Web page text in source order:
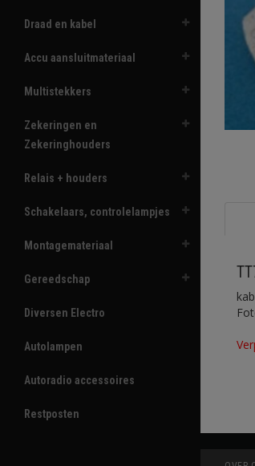
Draad en kabel
Accu aansluitmateriaal
Multistekkers
Zekeringen en
Zekeringhouders
Relais + houders
Schakelaars, controlelampjes
Montagemateriaal
Gereedschap
Diversen Electro
Autolampen
Autoradio accessoires
Restposten